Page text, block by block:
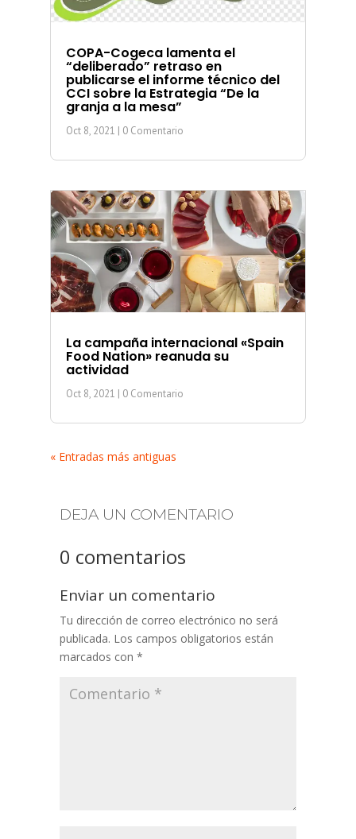
COPA-Cogeca lamenta el
“deliberado” retraso en
publicarse el informe técnico del
CCI sobre la Estrategia “De la
granja a la mesa”
Oct 8, 2021 | 0 Comentario
La campaña internacional «Spain
Food Nation» reanuda su
actividad
Oct 8, 2021 | 0 Comentario
« Entradas más antiguas
DEJA UN COMENTARIO
0 comentarios
Enviar un comentario
Tu dirección de correo electrónico no será
publicada. Los campos obligatorios están
marcados con *